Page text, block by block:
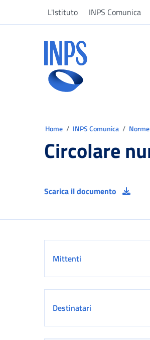
L'Istituto INPS Comunica
Home INPS Comunica
Circolare
Scarica il documento
Mittenti
Destinatari